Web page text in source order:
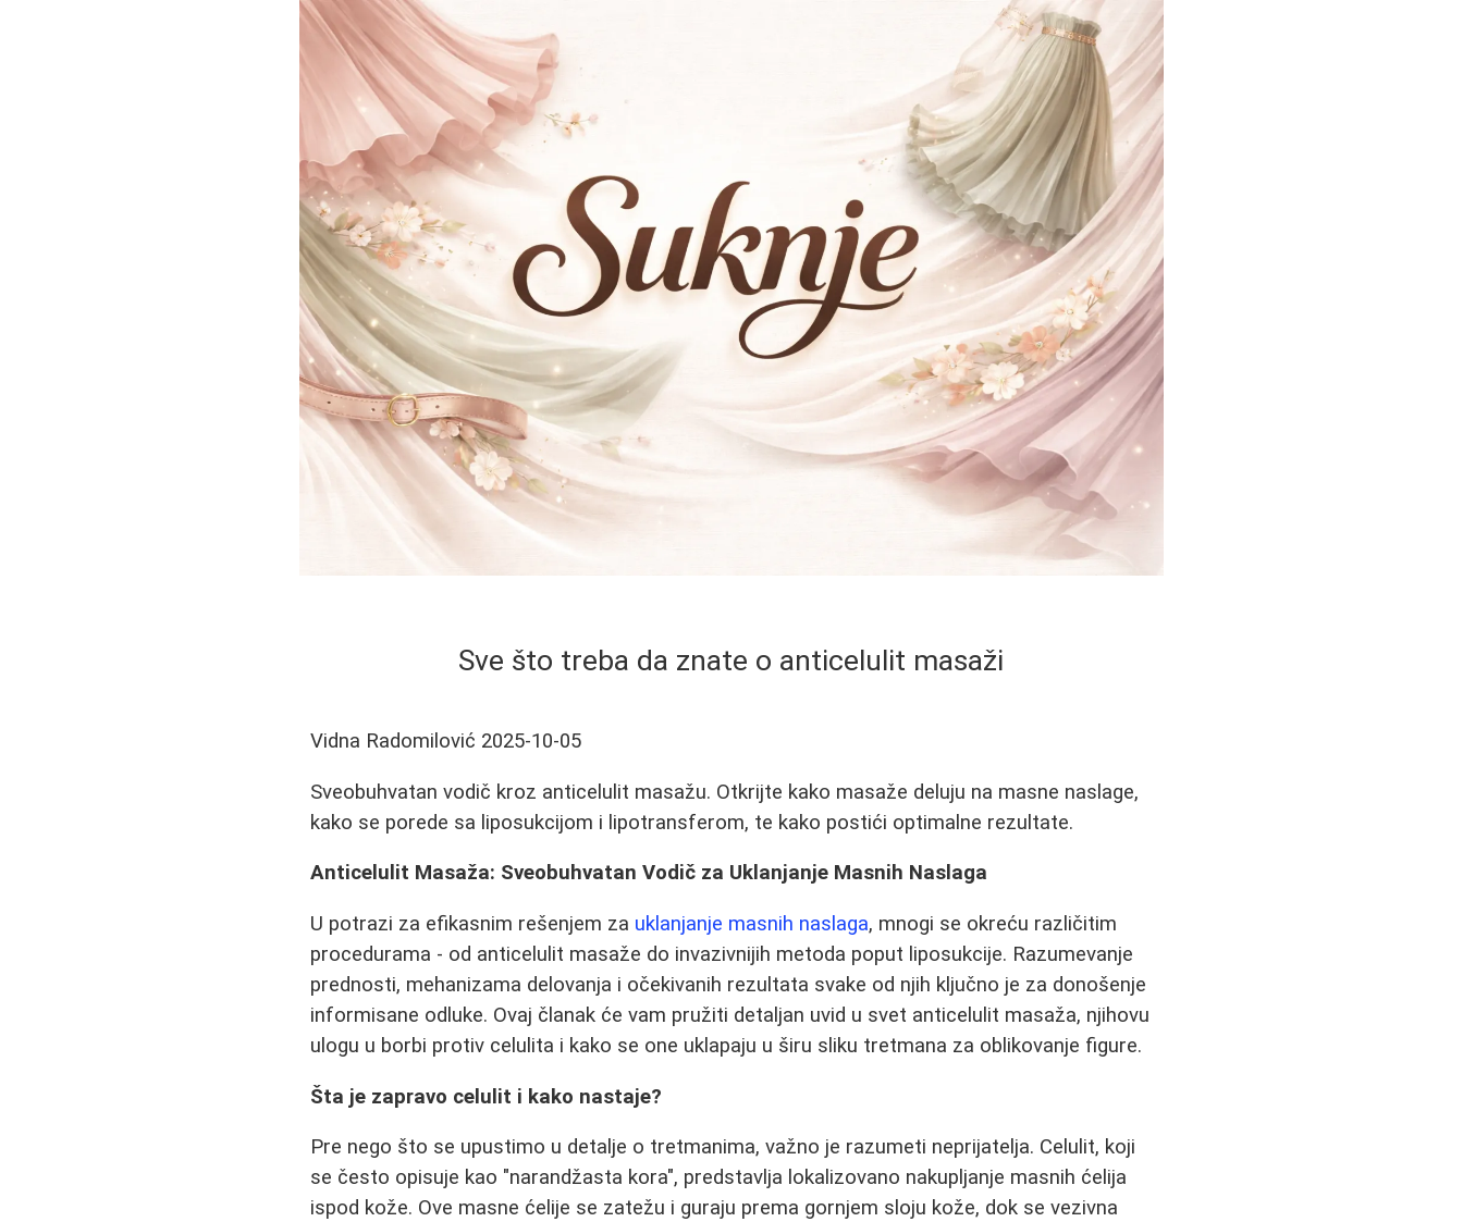
Sve što treba da znate o anticelulit masaži
Vidna Radomilović 2025-10-05
Sveobuhvatan vodič kroz anticelulit masažu. Otkrijte kako masaže deluju na masne naslage,
kako se porede sa liposukcijom i lipotransferom, te kako postići optimalne rezultate.
Anticelulit Masaža: Sveobuhvatan Vodič za Uklanjanje Masnih Naslaga
U potrazi za efikasnim rešenjem za uklanjanje masnih naslaga, mnogi se okreću različitim
procedurama - od anticelulit masaže do invazivnijih metoda poput liposukcije. Razumevanje
prednosti, mehanizama delovanja i očekivanih rezultata svake od njih ključno je za donošenje
informisane odluke. Ovaj članak će vam pružiti detaljan uvid u svet anticelulit masaža, njihovu
ulogu u borbi protiv celulita i kako se one uklapaju u širu sliku tretmana za oblikovanje figure.
Šta je zapravo celulit i kako nastaje?
Pre nego što se upustimo u detalje o tretmanima, važno je razumeti neprijatelja. Celulit, koji
se često opisuje kao "narandžasta kora", predstavlja lokalizovano nakupljanje masnih ćelija
ispod kože. Ove masne ćelije se zatežu i guraju prema gornjem sloju kože, dok se vezivna